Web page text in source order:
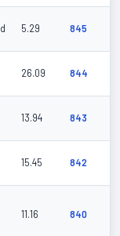
5.29 845
26.09 844
13.94 843
15.45 842
11.16 840